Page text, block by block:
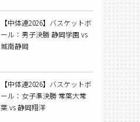
【中体連2026】バスケットボ
ール：男子決勝 静岡学園 vs
城南静岡
【中体連2026】バスケットボ
ール：女子準決勝 常葉大常
葉 vs 静岡翔洋